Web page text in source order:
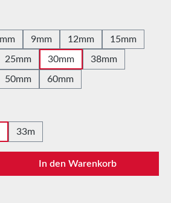
9mm 12mm 15mm
25mm 30mm 38mm
50mm 60mm
33m
Gib den gewünschten
In den Warenkorb